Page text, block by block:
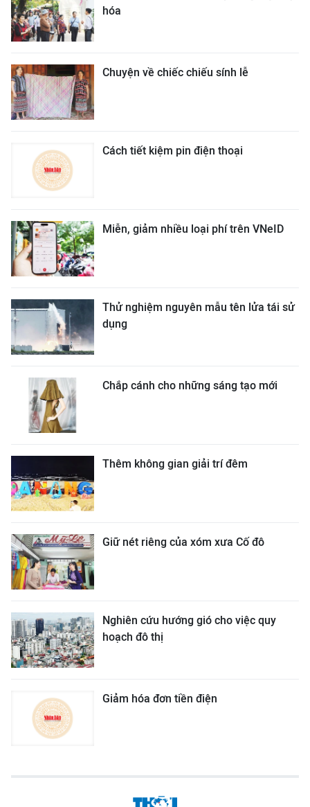
hóa
Chuyện về chiếc chiếu sính lễ
Cách tiết kiệm pin điện thoại
Miễn, giảm nhiều loại phí trên VNeID
Thử nghiệm nguyên mẫu tên lửa tái sử
dụng
Chắp cánh cho những sáng tạo mới
Thêm không gian giải trí đêm
Giữ nét riêng của xóm xưa Cố đô
Nghiên cứu hướng gió cho việc quy
hoạch đô thị
Giảm hóa đơn tiền điện